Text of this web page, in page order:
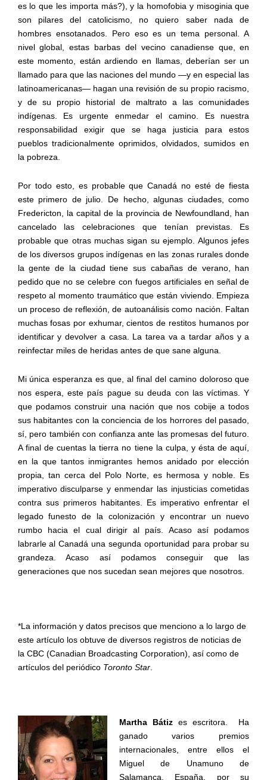
es lo que les importa más?), y la homofobia y misoginia que
son pilares del catolicismo, no quiero saber nada de
hombres ensotanados. Pero eso es un tema personal. A
nivel global, estas barbas del vecino canadiense que, en
este momento, están ardiendo en llamas, deberían ser un
llamado para que las naciones del mundo —y en especial las
latinoamericanas— hagan una revisión de su propio racismo,
y de su propio historial de maltrato a las comunidades
indígenas. Es urgente enmedar el camino. Es nuestra
responsabilidad exigir que se haga justicia para estos
pueblos tradicionalmente oprimidos, olvidados, sumidos en
la pobreza.
Por todo esto, es probable que Canadá no esté de fiesta
este primero de julio. De hecho, algunas ciudades, como
Fredericton, la capital de la provincia de Newfoundland, han
cancelado las celebraciones que tenían previstas. Es
probable que otras muchas sigan su ejemplo. Algunos jefes
de los diversos grupos indígenas en las zonas rurales donde
la gente de la ciudad tiene sus cabañas de verano, han
pedido que no se celebre con fuegos artificiales en señal de
respeto al momento traumático que están viviendo. Empieza
un proceso de reflexión, de autoanálisis como nación. Faltan
muchas fosas por exhumar, cientos de restitos humanos por
identificar y devolver a casa. La tarea va a tardar años y a
reinfectar miles de heridas antes de que sane alguna.
Mi única esperanza es que, al final del camino doloroso que
nos espera, este país pague su deuda con las víctimas. Y
que podamos construir una nación que nos cobije a todos
sus habitantes con la conciencia de los horrores del pasado,
sí, pero también con confianza ante las promesas del futuro.
A final de cuentas la tierra no tiene la culpa, y ésta de aquí,
en la que tantos inmigrantes hemos anidado por elección
propia, tan cerca del Polo Norte, es hermosa y noble. Es
imperativo disculparse y enmendar las injusticias cometidas
contra sus primeros habitantes. Es imperativo enfrentar el
legado funesto de la colonización y encontrar un nuevo
rumbo hacia el cual dirigir al país. Acaso así podamos
labrarle al Canadá una segunda oportunidad para probar su
grandeza. Acaso así podamos conseguir que las
generaciones que nos sucedan sean mejores que nosotros.
*La información y datos precisos que menciono a lo largo de
este artículo los obtuve de diversos registros de noticias de
la CBC (Canadian Broadcasting Corporation), así como de
artículos del periódico Toronto Star.
Martha Bátizes escritora. Ha
ganado varios premios
internacionales, entre ellos el
Miguel de Unamuno de
Salamanca, España, por su